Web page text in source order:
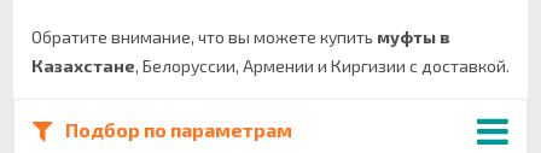
Обратите внимание, что вы можете купить муфты в
Казахстане, Белоруссии, Армении и Киргизии с доставкой.
Подбор по параметрам